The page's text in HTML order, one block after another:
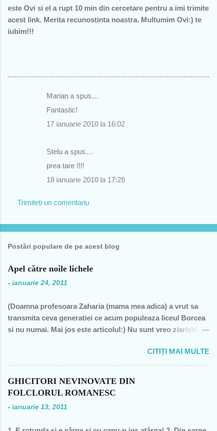
este Ovi si el a rupt 10 min din cercetare pentru a imi trimite
acest link. Merita recunostinta noastra. Multumim Ovi:) te
iubim!!!
i
Marian a spus…
Fantastic!
17 ianuarie 2010 la 16:02
Stelu a spus…
prea tare !!!!
18 ianuarie 2010 la 17:28
Trimiteți un comentariu
Postări populare de pe acest blog
Apel către noile lichele
- ianuarie 24, 2011
(Doamna profesoara Zaharia (mama mea adica) a vrut sa
transmita ceva generatiei ce acum populeaza liceul Borcea
si nu numai. Mai jos este articolul:) Nu sunt vreo ziaristă
partid- n-am fost decât membră a PCR, câteva luni în 1989,
şi mi-a ajuns şi pentru perioada de după 1989-, nu sunt
scoate şi tâmpiţi în urma prestaţiei sale- asa cum rezultă
CITIȚI MAI MULTE
GHICITORI NEVINOVATE DIN
FOLCLORUL ROMANESC
- ianuarie 13, 2011